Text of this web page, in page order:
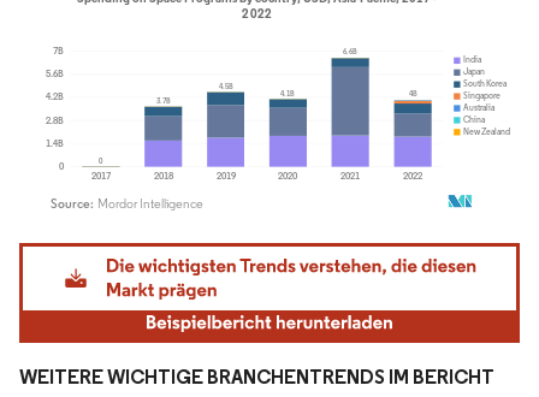
Bild © Mordor Intelligence. Wiederverwendung erfordert Namensnennung gemäß
WEITERE WICHTIGE BRANCHENTRENDS IM BERICHT